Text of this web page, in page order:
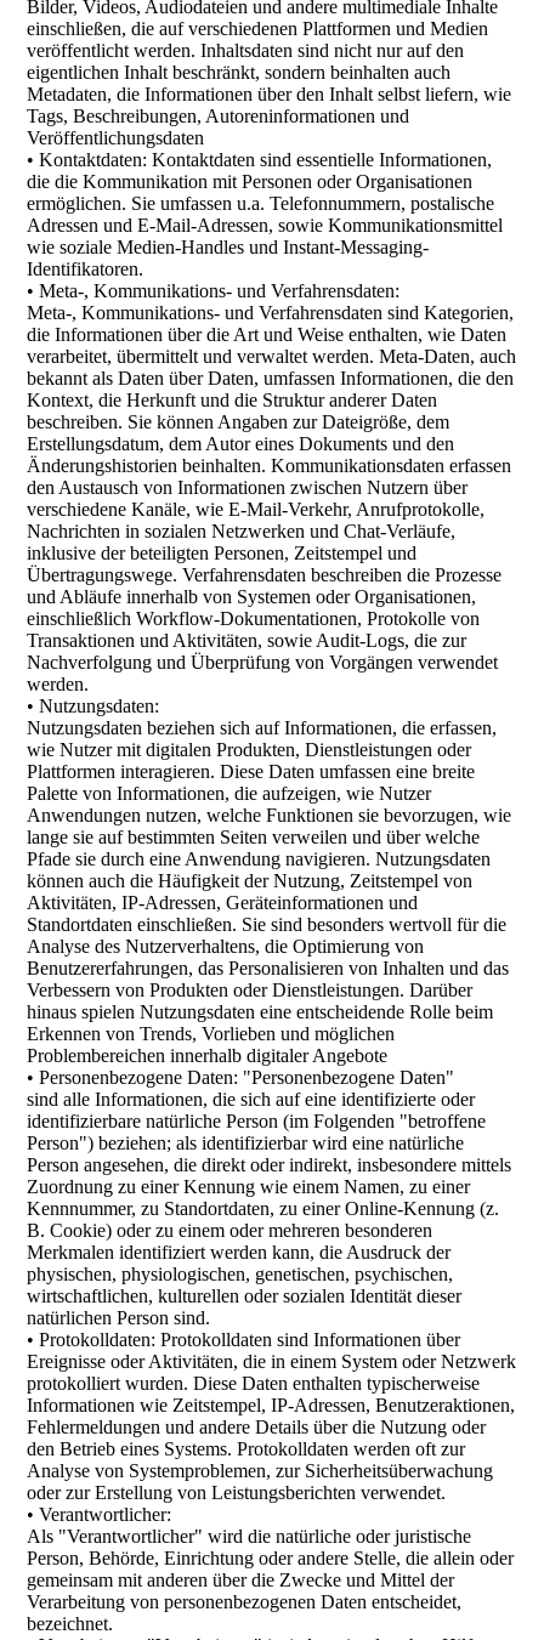
Bilder, Videos, Audiodateien und andere multimediale Inhalte
einschließen, die auf verschiedenen Plattformen und Medien
veröffentlicht werden. Inhaltsdaten sind nicht nur auf den
eigentlichen Inhalt beschränkt, sondern beinhalten auch
Metadaten, die Informationen über den Inhalt selbst liefern, wie
Tags, Beschreibungen, Autoreninformationen und
Veröffentlichungsdaten
• Kontaktdaten: Kontaktdaten sind essentielle Informationen,
die die Kommunikation mit Personen oder Organisationen
ermöglichen. Sie umfassen u.a. Telefonnummern, postalische
Adressen und E-Mail-Adressen, sowie Kommunikationsmittel
wie soziale Medien-Handles und Instant-Messaging-
Identifikatoren.
• Meta-, Kommunikations- und Verfahrensdaten:
Meta-, Kommunikations- und Verfahrensdaten sind Kategorien,
die Informationen über die Art und Weise enthalten, wie Daten
verarbeitet, übermittelt und verwaltet werden. Meta-Daten, auch
bekannt als Daten über Daten, umfassen Informationen, die den
Kontext, die Herkunft und die Struktur anderer Daten
beschreiben. Sie können Angaben zur Dateigröße, dem
Erstellungsdatum, dem Autor eines Dokuments und den
Änderungshistorien beinhalten. Kommunikationsdaten erfassen
den Austausch von Informationen zwischen Nutzern über
verschiedene Kanäle, wie E-Mail-Verkehr, Anrufprotokolle,
Nachrichten in sozialen Netzwerken und Chat-Verläufe,
inklusive der beteiligten Personen, Zeitstempel und
Übertragungswege. Verfahrensdaten beschreiben die Prozesse
und Abläufe innerhalb von Systemen oder Organisationen,
einschließlich Workflow-Dokumentationen, Protokolle von
Transaktionen und Aktivitäten, sowie Audit-Logs, die zur
Nachverfolgung und Überprüfung von Vorgängen verwendet
werden.
• Nutzungsdaten:
Nutzungsdaten beziehen sich auf Informationen, die erfassen,
wie Nutzer mit digitalen Produkten, Dienstleistungen oder
Plattformen interagieren. Diese Daten umfassen eine breite
Palette von Informationen, die aufzeigen, wie Nutzer
Anwendungen nutzen, welche Funktionen sie bevorzugen, wie
lange sie auf bestimmten Seiten verweilen und über welche
Pfade sie durch eine Anwendung navigieren. Nutzungsdaten
können auch die Häufigkeit der Nutzung, Zeitstempel von
Aktivitäten, IP-Adressen, Geräteinformationen und
Standortdaten einschließen. Sie sind besonders wertvoll für die
Analyse des Nutzerverhaltens, die Optimierung von
Benutzererfahrungen, das Personalisieren von Inhalten und das
Verbessern von Produkten oder Dienstleistungen. Darüber
hinaus spielen Nutzungsdaten eine entscheidende Rolle beim
Erkennen von Trends, Vorlieben und möglichen
Problembereichen innerhalb digitaler Angebote
• Personenbezogene Daten: "Personenbezogene Daten"
sind alle Informationen, die sich auf eine identifizierte oder
identifizierbare natürliche Person (im Folgenden "betroffene
Person") beziehen; als identifizierbar wird eine natürliche
Person angesehen, die direkt oder indirekt, insbesondere mittels
Zuordnung zu einer Kennung wie einem Namen, zu einer
Kennnummer, zu Standortdaten, zu einer Online-Kennung (z.
B. Cookie) oder zu einem oder mehreren besonderen
Merkmalen identifiziert werden kann, die Ausdruck der
physischen, physiologischen, genetischen, psychischen,
wirtschaftlichen, kulturellen oder sozialen Identität dieser
natürlichen Person sind.
• Protokolldaten: Protokolldaten sind Informationen über
Ereignisse oder Aktivitäten, die in einem System oder Netzwerk
protokolliert wurden. Diese Daten enthalten typischerweise
Informationen wie Zeitstempel, IP-Adressen, Benutzeraktionen,
Fehlermeldungen und andere Details über die Nutzung oder
den Betrieb eines Systems. Protokolldaten werden oft zur
Analyse von Systemproblemen, zur Sicherheitsüberwachung
oder zur Erstellung von Leistungsberichten verwendet.
• Verantwortlicher:
Als "Verantwortlicher" wird die natürliche oder juristische
Person, Behörde, Einrichtung oder andere Stelle, die allein oder
gemeinsam mit anderen über die Zwecke und Mittel der
Verarbeitung von personenbezogenen Daten entscheidet,
bezeichnet.